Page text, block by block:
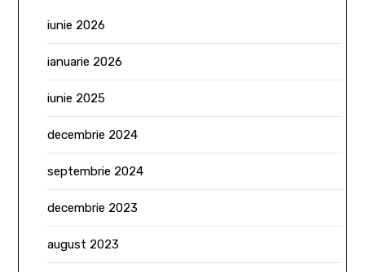
iunie 2026
ianuarie 2026
iunie 2025
decembrie 2024
septembrie 2024
decembrie 2023
august 2023